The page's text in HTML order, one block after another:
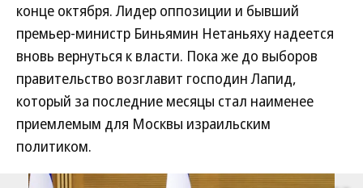
конце октября. Лидер оппозиции и бывший
премьер-министр Биньямин Нетаньяху надеется
вновь вернуться к власти. Пока же до выборов
правительство возглавит господин Лапид,
который за последние месяцы стал наименее
приемлемым для Москвы израильским
политиком.